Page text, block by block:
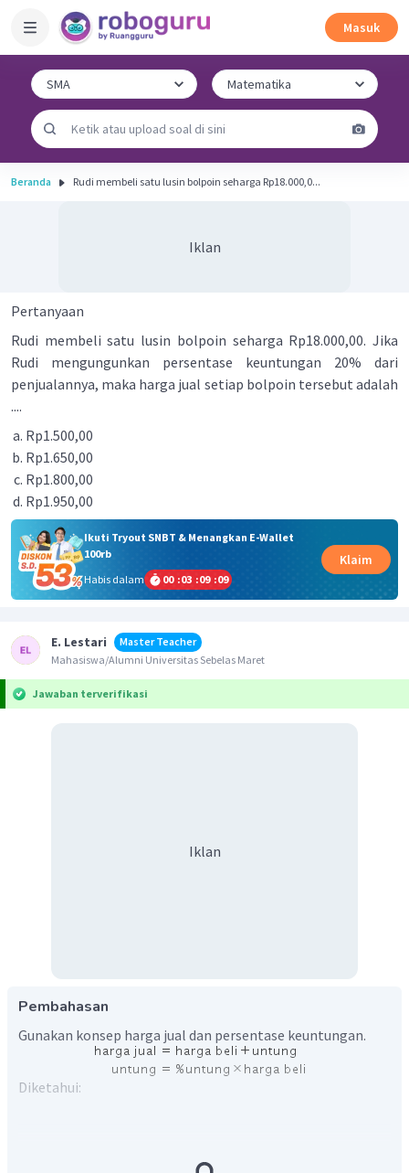
Masuk
Beranda Rudi membeli satu lusin bolpoin seharga Rp18.000,0...
Iklan
Pertanyaan
Rudi membeli satu lusin bolpoin seharga Rp18.000,00. Jika
Rudi mengungunkan persentase keuntungan 20% dari
penjualannya, maka harga jual setiap bolpoin tersebut adalah
....
Rp1.500,00
Rp1.650,00
Rp1.800,00
Rp1.950,00
Ikuti Tryout SNBT & Menangkan E-Wallet
100rb
Habis dalam
00 :03 :09 :08
Klaim
E. Lestari
Master Teacher
Mahasiswa/Alumni Universitas Sebelas Maret
Jawaban terverifikasi
Iklan
Pembahasan
Gunakan konsep harga jual dan persentase keuntungan.
Diketahui: